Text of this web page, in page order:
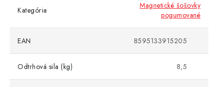
Kategória
Magnetické šošovky
pogumované
EAN 8595133915205
Odtrhová sila (kg) 8,5